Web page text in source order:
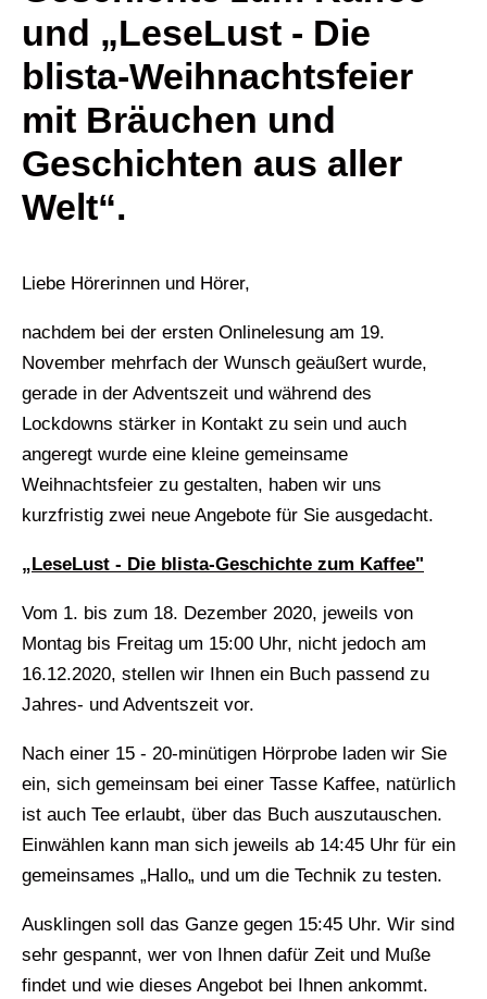
und „LeseLust - Die
blista-Weihnachtsfeier
mit Bräuchen und
Geschichten aus aller
Welt“.
Liebe Hörerinnen und Hörer,
nachdem bei der ersten Onlinelesung am 19.
November mehrfach der Wunsch geäußert wurde,
gerade in der Adventszeit und während des
Lockdowns stärker in Kontakt zu sein und auch
angeregt wurde eine kleine gemeinsame
Weihnachtsfeier zu gestalten, haben wir uns
kurzfristig zwei neue Angebote für Sie ausgedacht.
„LeseLust - Die blista-Geschichte zum Kaffee"
Vom 1. bis zum 18. Dezember 2020, jeweils von
Montag bis Freitag um 15:00 Uhr, nicht jedoch am
16.12.2020, stellen wir Ihnen ein Buch passend zu
Jahres- und Adventszeit vor.
Nach einer 15 - 20-minütigen Hörprobe laden wir Sie
ein, sich gemeinsam bei einer Tasse Kaffee, natürlich
ist auch Tee erlaubt, über das Buch auszutauschen.
Einwählen kann man sich jeweils ab 14:45 Uhr für ein
gemeinsames „Hallo„ und um die Technik zu testen.
Ausklingen soll das Ganze gegen 15:45 Uhr. Wir sind
sehr gespannt, wer von Ihnen dafür Zeit und Muße
findet und wie dieses Angebot bei Ihnen ankommt.